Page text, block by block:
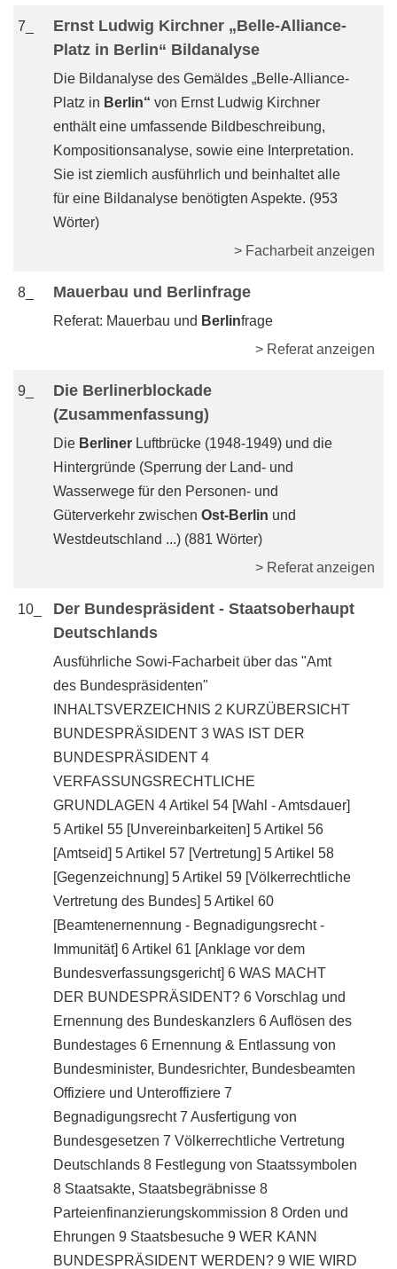
7_
Ernst Ludwig Kirchner „Belle-Alliance-
Platz in Berlin“ Bildanalyse
Die Bildanalyse des Gemäldes „Belle-Alliance-
Platz in Berlin“ von Ernst Ludwig Kirchner
enthält eine umfassende Bildbeschreibung,
Kompositionsanalyse, sowie eine Interpretation.
Sie ist ziemlich ausführlich und beinhaltet alle
für eine Bildanalyse benötigten Aspekte. (953
Wörter)
> Facharbeit anzeigen
8_ Mauerbau und Berlinfrage
Referat: Mauerbau und Berlinfrage
> Referat anzeigen
9_
Die Berlinerblockade
(Zusammenfassung)
Die Berliner Luftbrücke (1948-1949) und die
Hintergründe (Sperrung der Land- und
Wasserwege für den Personen- und
Güterverkehr zwischen Ost-Berlin und
Westdeutschland ...) (881 Wörter)
> Referat anzeigen
10_
Der Bundespräsident - Staatsoberhaupt
Deutschlands
Ausführliche Sowi-Facharbeit über das "Amt
des Bundespräsidenten"
INHALTSVERZEICHNIS 2 KURZÜBERSICHT
BUNDESPRÄSIDENT 3 WAS IST DER
BUNDESPRÄSIDENT 4
VERFASSUNGSRECHTLICHE
GRUNDLAGEN 4 Artikel 54 [Wahl - Amtsdauer]
5 Artikel 55 [Unvereinbarkeiten] 5 Artikel 56
[Amtseid] 5 Artikel 57 [Vertretung] 5 Artikel 58
[Gegenzeichnung] 5 Artikel 59 [Völkerrechtliche
Vertretung des Bundes] 5 Artikel 60
[Beamtenernennung - Begnadigungsrecht -
Immunität] 6 Artikel 61 [Anklage vor dem
Bundesverfassungsgericht] 6 WAS MACHT
DER BUNDESPRÄSIDENT? 6 Vorschlag und
Ernennung des Bundeskanzlers 6 Auflösen des
Bundestages 6 Ernennung & Entlassung von
Bundesminister, Bundesrichter, Bundesbeamten
Offiziere und Unteroffiziere 7
Begnadigungsrecht 7 Ausfertigung von
Bundesgesetzen 7 Völkerrechtliche Vertretung
Deutschlands 8 Festlegung von Staatssymbolen
8 Staatsakte, Staatsbegräbnisse 8
Parteienfinanzierungskommission 8 Orden und
Ehrungen 9 Staatsbesuche 9 WER KANN
BUNDESPRÄSIDENT WERDEN? 9 WIE WIRD